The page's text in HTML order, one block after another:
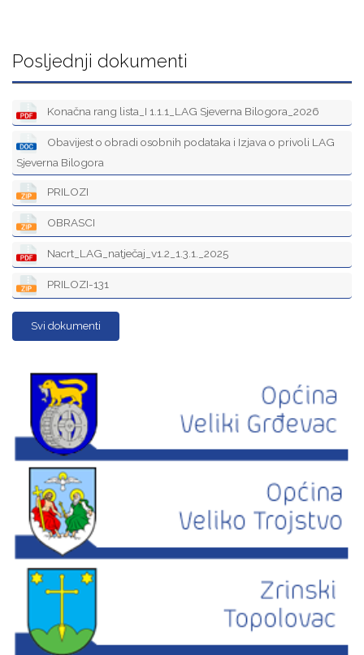
Posljednji dokumenti
Konačna rang lista_I 1.1.1_LAG Sjeverna Bilogora_2026
Obavijest o obradi osobnih podataka i Izjava o privoli LAG
Sjeverna Bilogora
PRILOZI
OBRASCI
Nacrt_LAG_natječaj_v1.2_1.3.1._2025
PRILOZI-131
Svi dokumenti